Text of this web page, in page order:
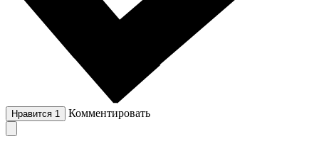
Нравится 1 Комментировать